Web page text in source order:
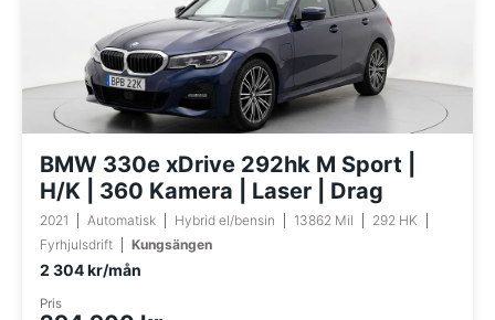
BMW 330e xDrive 292hk M Sport |
H/K | 360 Kamera | Laser | Drag
2021 Automatisk Hybrid el/bensin 13862 Mil
292 HK
Fyrhjulsdrift
Kungsängen
2 304 kr/mån
Pris